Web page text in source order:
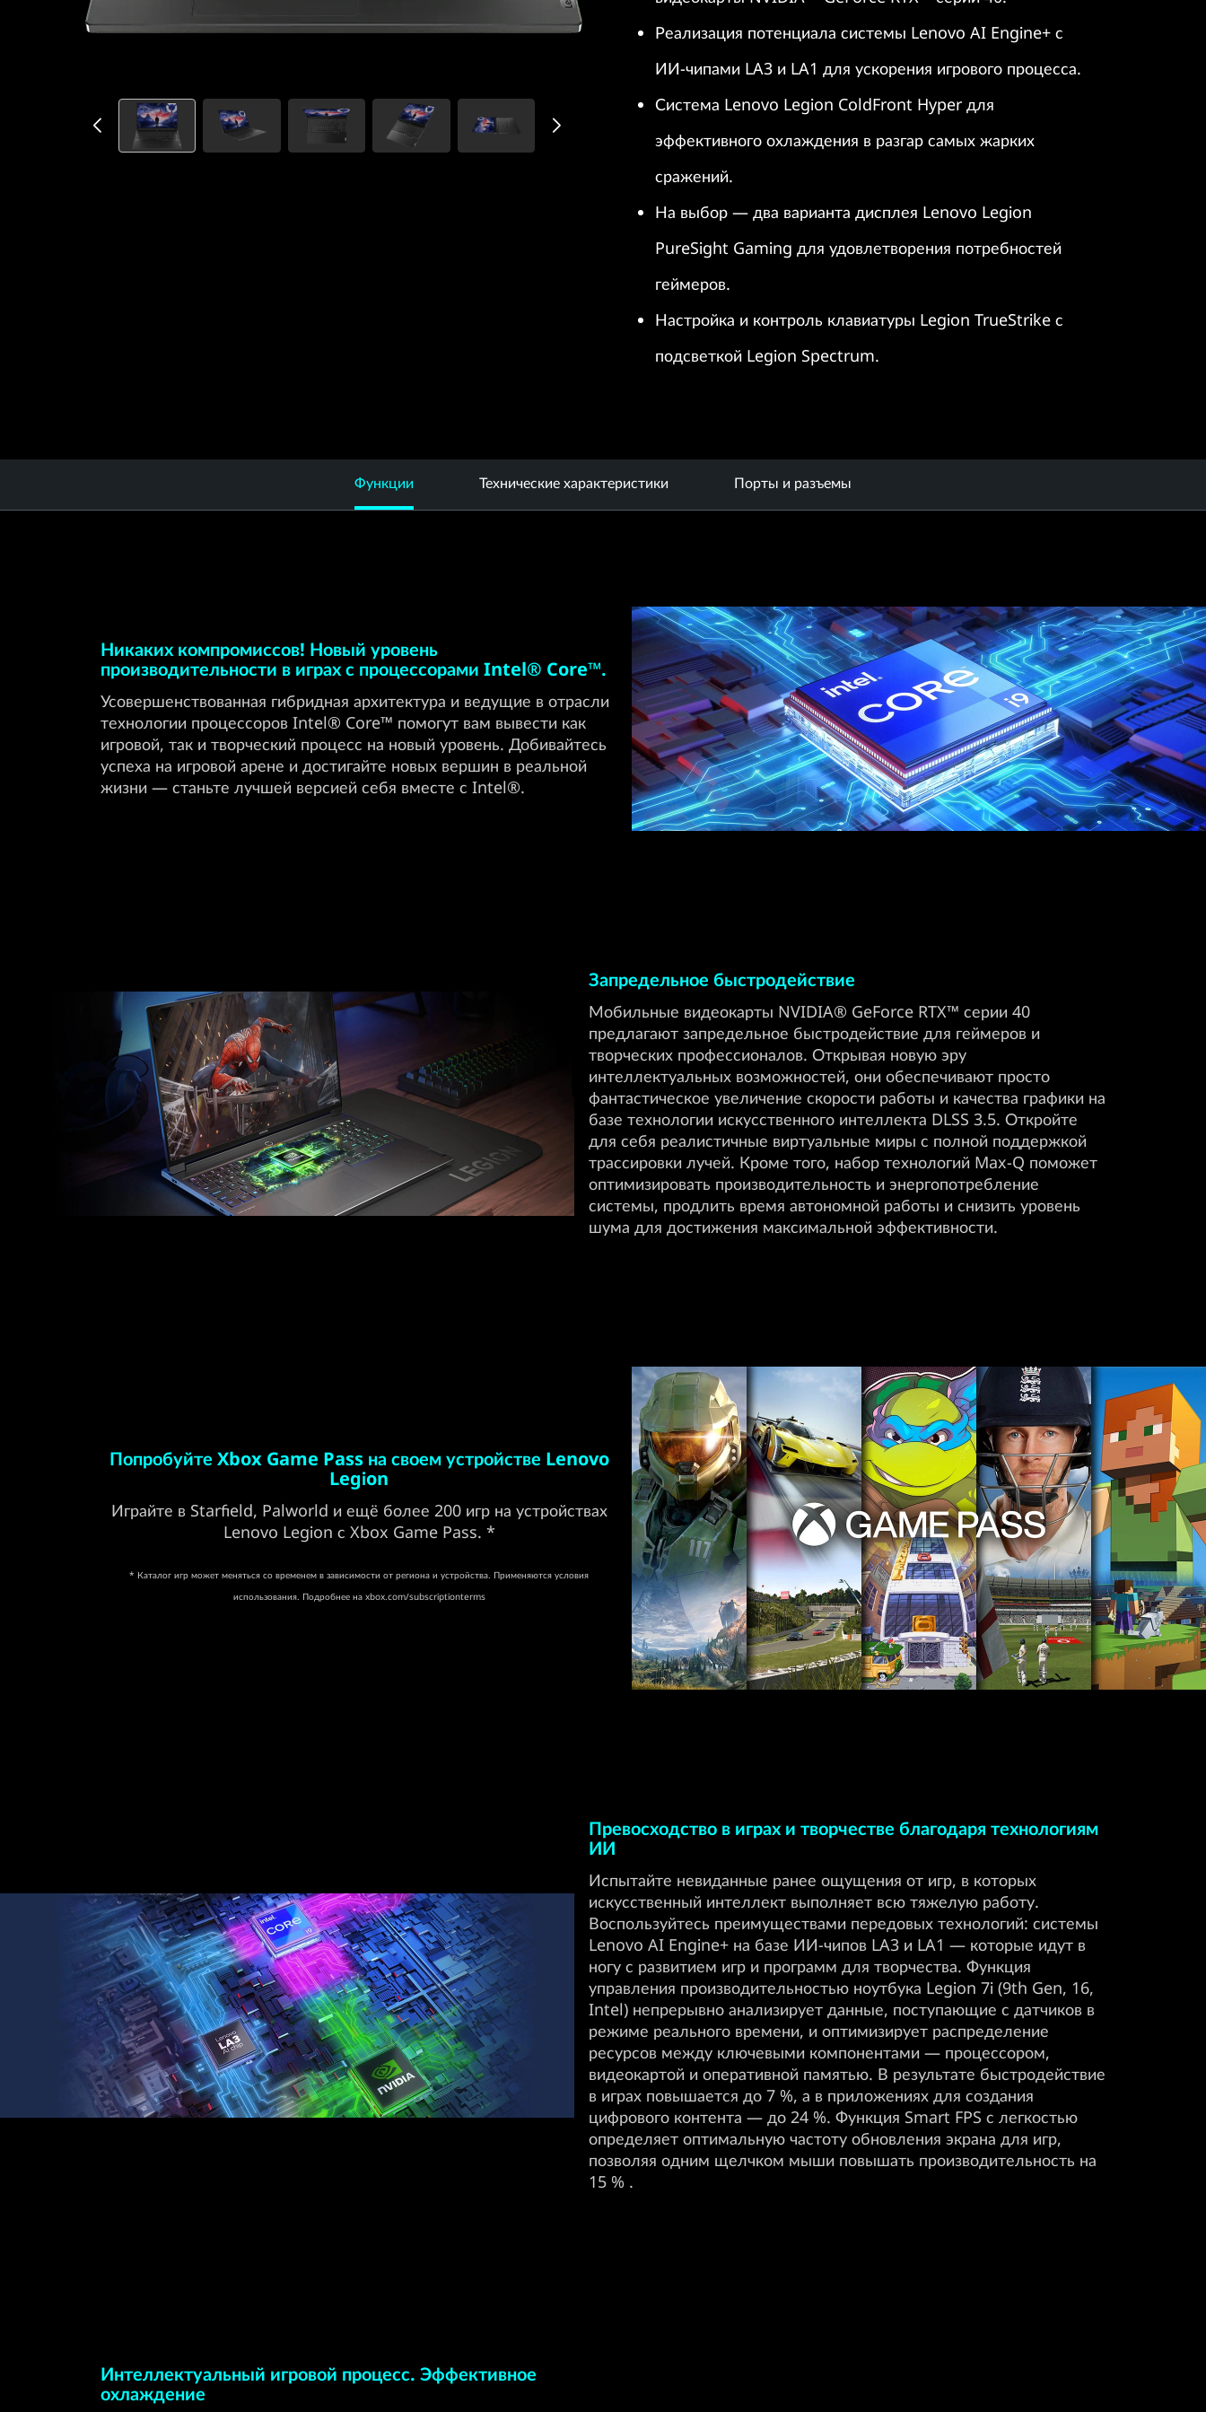
Реализация потенциала системы Lenovo AI Engine+ с
ИИ-чипами LA3 и LA1 для ускорения игрового процесса.
Система Lenovo Legion ColdFront Hyper для
эффективного охлаждения в разгар самых жарких
сражений.
На выбор — два варианта дисплея Lenovo Legion
PureSight Gaming для удовлетворения потребностей
геймеров.
Настройка и контроль клавиатуры Legion TrueStrike с
подсветкой Legion Spectrum.
Функции Технические характеристики Порты и разъемы
Никаких компромиссов! Новый уровень
производительности в играх с процессорами Intel® Core™.
Усовершенствованная гибридная архитектура и ведущие в отрасли
технологии процессоров Intel® Core™ помогут вам вывести как
игровой, так и творческий процесс на новый уровень. Добивайтесь
успеха на игровой арене и достигайте новых вершин в реальной
жизни — станьте лучшей версией себя вместе с Intel®.
Запредельное быстродействие
Мобильные видеокарты NVIDIA® GeForce RTX™ серии 40
предлагают запредельное быстродействие для геймеров и
творческих профессионалов. Открывая новую эру
интеллектуальных возможностей, они обеспечивают просто
фантастическое увеличение скорости работы и качества графики на
базе технологии искусственного интеллекта DLSS 3.5. Откройте
для себя реалистичные виртуальные миры с полной поддержкой
трассировки лучей. Кроме того, набор технологий Max-Q поможет
оптимизировать производительность и энергопотребление
системы, продлить время автономной работы и снизить уровень
шума для достижения максимальной эффективности.
Попробуйте Xbox Game Pass на своем устройстве Lenovo
Legion
Играйте в Starfield, Palworld и ещё более 200 игр на устройствах
Lenovo Legion с Xbox Game Pass. *
* Каталог игр может меняться со временем в зависимости от региона и устройства. Применяются условия
использования. Подробнее на xbox.com/subscriptionterms
Превосходство в играх и творчестве благодаря технологиям
ИИ
Испытайте невиданные ранее ощущения от игр, в которых
искусственный интеллект выполняет всю тяжелую работу.
Воспользуйтесь преимуществами передовых технологий: системы
Lenovo AI Engine+ на базе ИИ-чипов LA3 и LA1 — которые идут в
ногу с развитием игр и программ для творчества. Функция
управления производительностью ноутбука Legion 7i (9th Gen, 16,
Intel) непрерывно анализирует данные, поступающие с датчиков в
режиме реального времени, и оптимизирует распределение
ресурсов между ключевыми компонентами — процессором,
видеокартой и оперативной памятью. В результате быстродействие
в играх повышается до 7 %, а в приложениях для создания
цифрового контента — до 24 %. Функция Smart FPS с легкостью
определяет оптимальную частоту обновления экрана для игр,
позволяя одним щелчком мыши повышать производительность на
15 % .
Интеллектуальный игровой процесс. Эффективное
охлаждение